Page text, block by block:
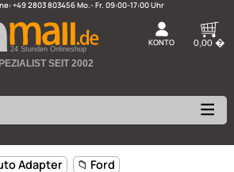
Bestellhotline:+49 2803 803456
24 Stunden Onlineshop